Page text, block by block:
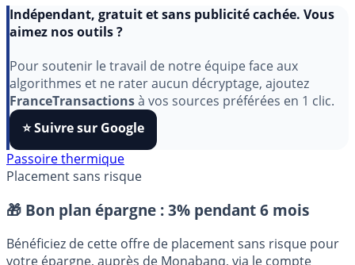
aimez nos outils ?
Pour soutenir le travail de notre équipe face aux
algorithmes et ne rater aucun décryptage, ajoutez
FranceTransactionsà vos sources préférées en 1 clic.
⭐️ Suivre sur Google
Placement sans risque
🎁 Bon plan épargne : 3% pendant 6 mois